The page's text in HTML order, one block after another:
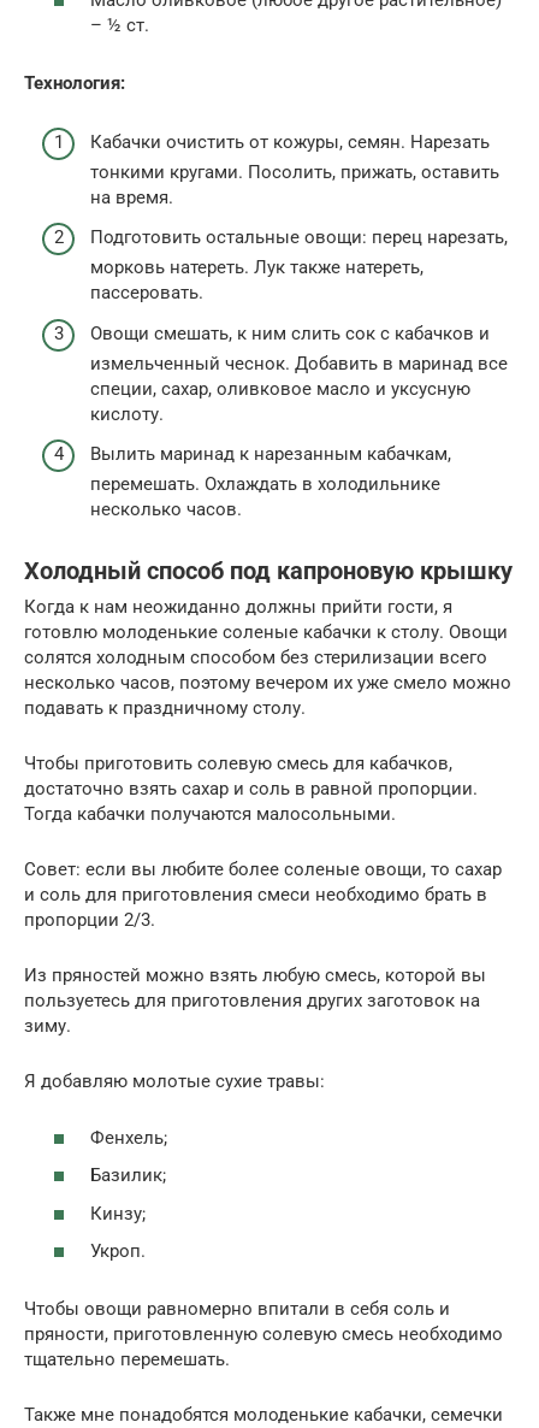
– ½ ст.
Технология:
Кабачки очистить от кожуры, семян. Нарезать
тонкими кругами. Посолить, прижать, оставить
на время.
Подготовить остальные овощи: перец нарезать,
морковь натереть. Лук также натереть,
пассеровать.
Овощи смешать, к ним слить сок с кабачков и
измельченный чеснок. Добавить в маринад все
специи, сахар, оливковое масло и уксусную
кислоту.
Вылить маринад к нарезанным кабачкам,
перемешать. Охлаждать в холодильнике
несколько часов.
Холодный способ под капроновую крышку
Когда к нам неожиданно должны прийти гости, я
готовлю молоденькие соленые кабачки к столу. Овощи
солятся холодным способом без стерилизации всего
несколько часов, поэтому вечером их уже смело можно
подавать к праздничному столу.
Чтобы приготовить солевую смесь для кабачков,
достаточно взять сахар и соль в равной пропорции.
Тогда кабачки получаются малосольными.
Совет: если вы любите более соленые овощи, то сахар
и соль для приготовления смеси необходимо брать в
пропорции 2/3.
Из пряностей можно взять любую смесь, которой вы
пользуетесь для приготовления других заготовок на
зиму.
Я добавляю молотые сухие травы:
Фенхель;
Базилик;
Кинзу;
Укроп.
Чтобы овощи равномерно впитали в себя соль и
пряности, приготовленную солевую смесь необходимо
тщательно перемешать.
Также мне понадобятся молоденькие кабачки, семечки